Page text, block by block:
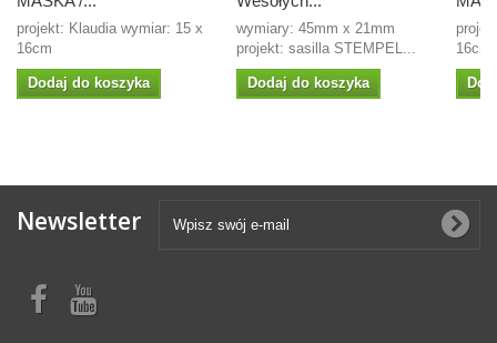
projekt: Klaudia wymiar: 15 x
16cm
Dodaj do koszyka
wymiary: 45mm x 21mm
projekt: sasilla STEMPEL...
Dodaj do koszyka
16cm
Newsletter